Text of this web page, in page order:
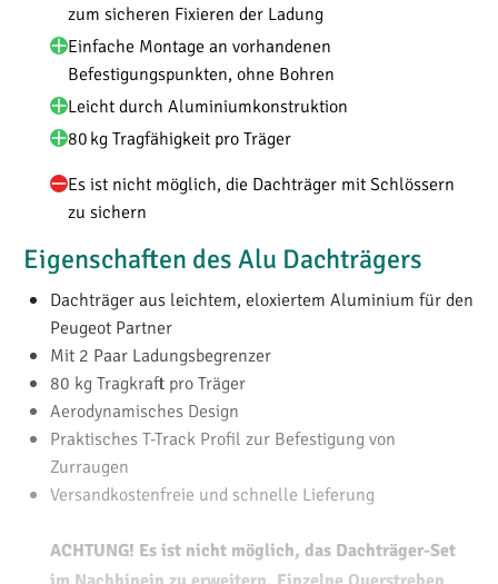
zum sicheren Fixieren der Ladung
Einfache Montage an vorhandenen
Befestigungspunkten, ohne Bohren
Leicht durch Aluminiumkonstruktion
80 kg Tragfähigkeit pro Träger
Es ist nicht möglich, die Dachträger mit Schlössern
zu sichern
Eigenschaften des Alu Dachträgers
Dachträger aus leichtem, eloxiertem Aluminium für den
Peugeot Partner
Mit 2 Paar Ladungsbegrenzer
80 kg Tragkraft pro Träger
Aerodynamisches Design
Praktisches T-Track Profil zur Befestigung von
Zurraugen
Versandkostenfreie und schnelle Lieferung
ACHTUNG! Es ist nicht möglich, das Dachträger-Set